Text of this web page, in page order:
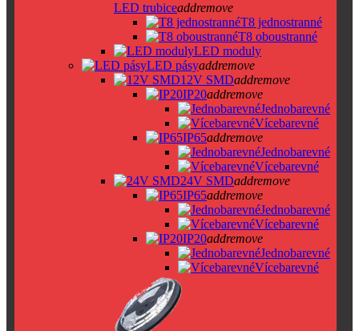
LED trubiceaddremove
T8 jednostranné
T8 oboustranné
LED moduly
LED pásyaddremove
12V SMDaddremove
IP20addremove
Jednobarevné
Vícebarevné
IP65addremove
Jednobarevné
Vícebarevné
24V SMDaddremove
IP65addremove
Jednobarevné
Vícebarevné
IP20addremove
Jednobarevné
Vícebarevné